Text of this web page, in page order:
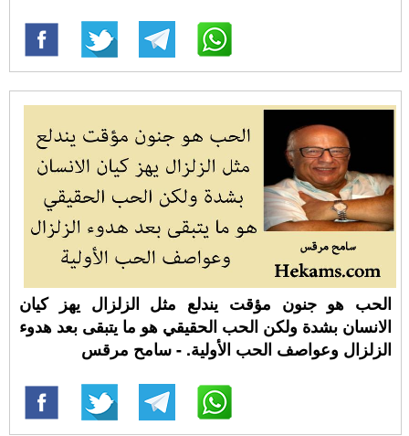
الحب هو جنون مؤقت يندلع مثل الزلزال يهز كيان
الانسان بشدة ولكن الحب الحقيقي هو ما يتبقى بعد هدوء
الزلزال وعواصف الحب الأولية. - سامح مرقس